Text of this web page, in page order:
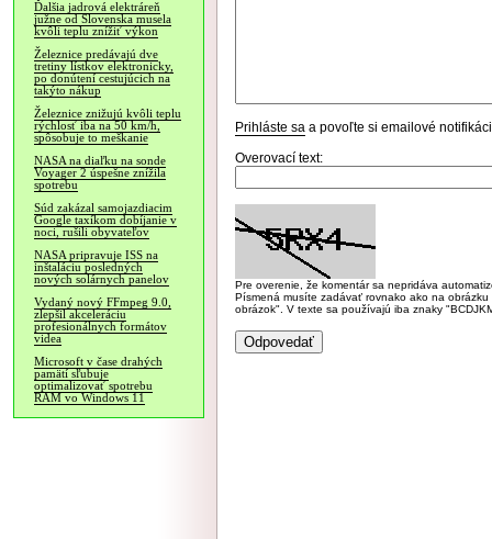
Ďalšia jadrová elektráreň
južne od Slovenska musela
kvôli teplu znížiť výkon
Železnice predávajú dve
tretiny lístkov elektronicky,
po donútení cestujúcich na
takýto nákup
Železnice znižujú kvôli teplu
rýchlosť iba na 50 km/h,
spôsobuje to meškanie
NASA na diaľku na sonde
Voyager 2 úspešne znížila
spotrebu
Súd zakázal samojazdiacim
Google taxíkom dobíjanie v
noci, rušili obyvateľov
NASA pripravuje ISS na
inštaláciu posledných
nových solárnych panelov
Vydaný nový FFmpeg 9.0,
zlepšil akceleráciu
profesionálnych formátov
videa
Microsoft v čase drahých
pamätí sľubuje
optimalizovať spotrebu
RAM vo Windows 11
Prihláste sa a povoľte si emailové
Overovací text:
Pre overenie, že komentár sa nepridáva
Písmená musíte zadávať rovnako ako na
obrázok". V texte sa používajú iba znaky